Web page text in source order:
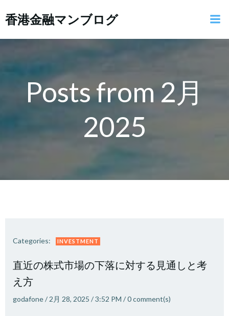
ン
ン
キ
ッ
プ
香港金融マンブログ
Posts from 2月
2025
Categories: INVESTMENT
直近の株式市場の下落に対する見通しと考
え方
godafone/ 2月 28, 2025 /3:52 PM /0comment(s)